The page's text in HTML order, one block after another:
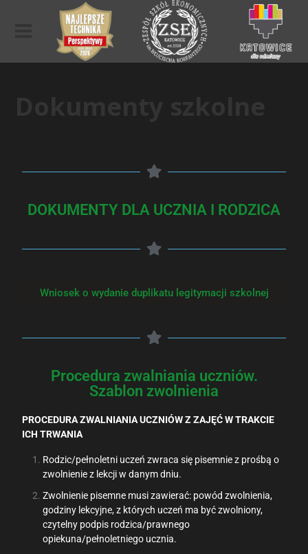
DOKUMENTY DLA UCZNIA I RODZICA
Wniosek o wydanie duplikatu legitymacji szkolnej
Procedura zwalniania uczniów.
Szablon zwolnienia
PROCEDURA ZWALNIANIA UCZNIÓWZ ZAJĘĆ W TRAKCIE
ICH TRWANIA
Rodzic/pełnoletni uczeń zwraca się pisemnie z prośbą o
zwolnienie z lekcji w danym dniu.
Zwolnienie pisemne musi zawierać: powód zwolnienia,
godziny lekcyjne, z których uczeń ma być zwolniony,
czytelny podpis rodzica/prawnego
opiekuna/pełnoletniego ucznia.